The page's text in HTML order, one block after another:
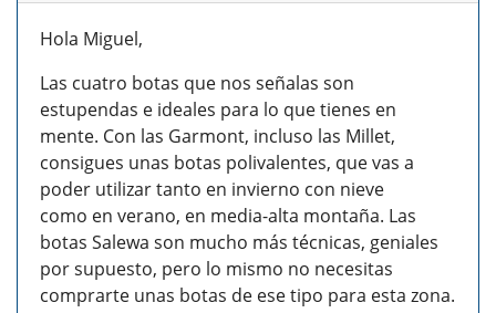
Hola Miguel,
Las cuatro botas que nos señalas son
estupendas e ideales para lo que tienes en
mente. Con las Garmont, incluso las Millet,
consigues unas botas polivalentes, que vas a
poder utilizar tanto en invierno con nieve
como en verano, en media-alta montaña. Las
botas Salewa son mucho más técnicas, geniales
por supuesto, pero lo mismo no necesitas
comprarte unas botas de ese tipo para esta zona.